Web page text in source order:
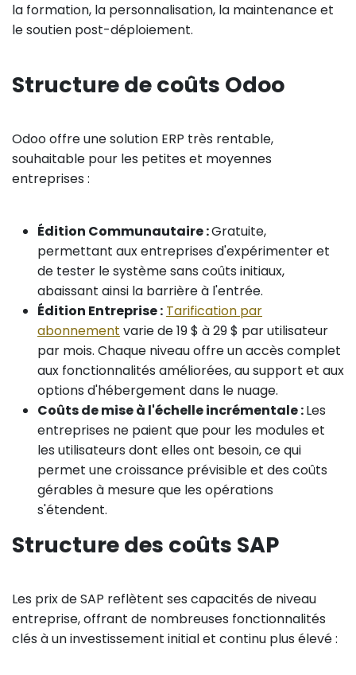
la formation, la personnalisation, la maintenance et
le soutien post-déploiement.
Structure de coûts Odoo
Odoo offre une solution ERP très rentable,
souhaitable pour les petites et moyennes
entreprises :
Édition Communautaire :Gratuite,
permettant aux entreprises d'expérimenter et
de tester le système sans coûts initiaux,
abaissant ainsi la barrière à l'entrée.
Édition Entreprise : Tarification par
abonnement varie de 19 $ à 29 $ par utilisateur
par mois. Chaque niveau offre un accès complet
aux fonctionnalités améliorées, au support et aux
options d'hébergement dans le nuage.
Coûts de mise à l'échelle incrémentale :Les
entreprises ne paient que pour les modules et
les utilisateurs dont elles ont besoin, ce qui
permet une croissance prévisible et des coûts
gérables à mesure que les opérations
s'étendent.
Structure des coûts SAP
Les prix de SAP reflètent ses capacités de niveau
entreprise, offrant de nombreuses fonctionnalités
clés à un investissement initial et continu plus élevé :